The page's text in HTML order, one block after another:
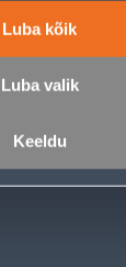
Luba kõik
Luba valik
Keeldu